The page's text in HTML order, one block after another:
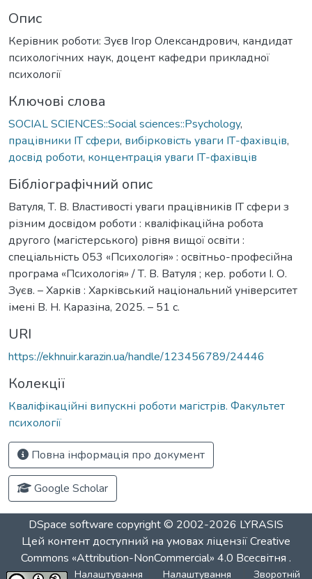
Опис
Керівник роботи: Зуєв Ігор Олександрович, кандидат
психологічних наук, доцент кафедри прикладної
психології
Ключові слова
SOCIAL SCIENCES::Social sciences::Psychology,
працівники IT сфери, вибірковість уваги ІТ-фахівців,
досвід роботи, концентрація уваги ІТ-фахівців
Бібліографічний опис
Ватуля, Т. В. Властивості уваги працівників IT сфери з
різним досвідом роботи : кваліфікаційна робота
другого (магістерського) рівня вищої освіти :
спеціальність 053 «Психологія» : освітньо-професійна
програма «Психологія» / Т. В. Ватуля ; кер. роботи І. О.
Зуєв. – Харків : Харківський національний університет
імені В. Н. Каразіна, 2025. – 51 с.
URI
https://ekhnuir.karazin.ua/handle/123456789/24446
Колекції
Кваліфікаційні випускні роботи магістрів. Факультет
психології
Повна інформація про документ
Google Scholar
DSpace software copyright © 2002-2026 LYRASIS
Цей контент доступний на умовах ліцензіїCreative
Commons «Attribution-NonCommercial» 4.0 Всесвітня .
Налаштування Налаштування Зворотній